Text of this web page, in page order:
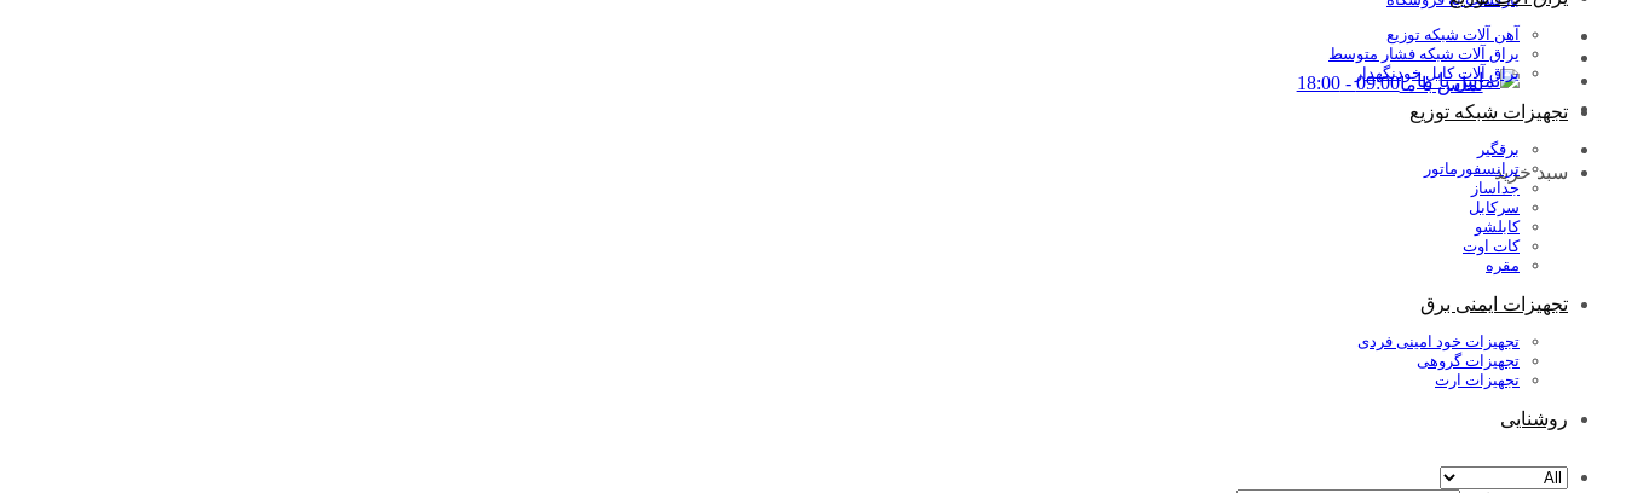
تماس با ما09:00 - 18:00
سبد خرید
آهن آلات شبکه توزیع
یراق آلات شبکه فشار متوسط
یراق آلات کابل خودنگهدار
تجهیزات شبکه توزیع
برقگیر
ترانسفورماتور
جداساز
سرکابل
کابلشو
کات اوت
مقره
تجهیزات ایمنی برق
تجهیزات خود امینی فردی
تجهیزات گروهی
تجهیزات ارت
روشنایی